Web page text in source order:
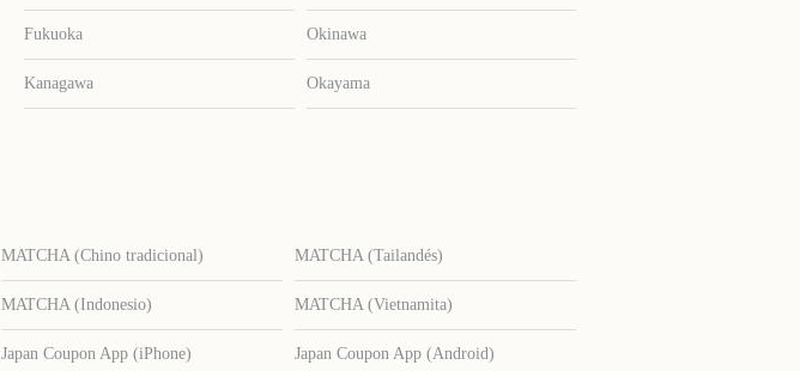
Fukuoka Okinawa
Kanagawa Okayama
MATCHA (Chino tradicional) MATCHA (Tailandés)
MATCHA (Indonesio) MATCHA (Vietnamita)
Japan Coupon App (iPhone) Japan Coupon App (Android)